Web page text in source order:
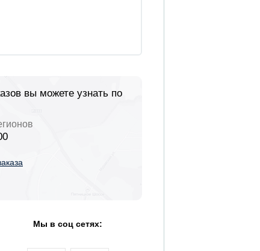
вы можете узнать по
Мы в соц сетях: